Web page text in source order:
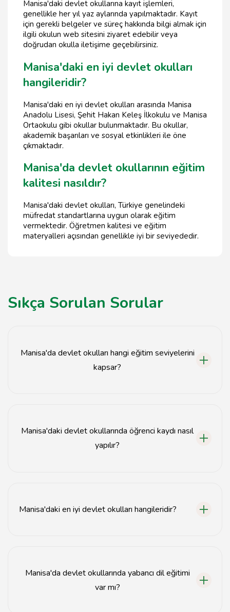
Manisa'daki devlet okullarına kayıt işlemleri,
genellikle her yıl yaz aylarında yapılmaktadır. Kayıt
için gerekli belgeler ve süreç hakkında bilgi almak için
ilgili okulun web sitesini ziyaret edebilir veya
doğrudan okulla iletişime geçebilirsiniz.
Manisa'daki en iyi devlet okulları
hangileridir?
Manisa'daki en iyi devlet okulları arasında Manisa
Anadolu Lisesi, Şehit Hakan Keleş İlkokulu ve Manisa
Ortaokulu gibi okullar bulunmaktadır. Bu okullar,
akademik başarıları ve sosyal etkinlikleri ile öne
çıkmaktadır.
Manisa'da devlet okullarının eğitim
kalitesi nasıldır?
Manisa'daki devlet okulları, Türkiye genelindeki
müfredat standartlarına uygun olarak eğitim
vermektedir. Öğretmen kalitesi ve eğitim
materyalleri açısından genellikle iyi bir seviyededir.
Sıkça Sorulan Sorular
Manisa'da devlet okulları hangi eğitim seviyelerini
kapsar?
Manisa'daki devlet okullarında öğrenci kaydı nasıl
yapılır?
Manisa'daki en iyi devlet okulları hangileridir?
Manisa'da devlet okullarında yabancı dil eğitimi
var mı?